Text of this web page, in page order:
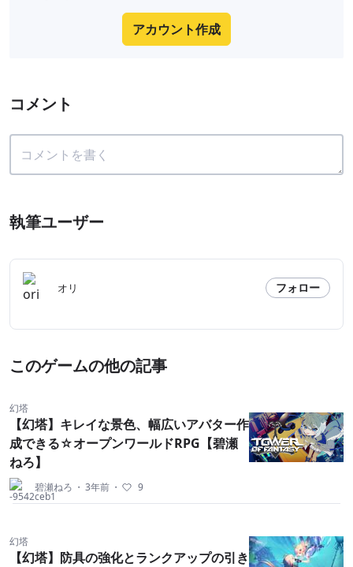
アカウント作成
コメント
執筆ユーザー
オリ フォロー
このゲームの他の記事
幻塔
【幻塔】キレイな景色、幅広いアバター作
成できる☆オープンワールドRPG【碧瀬
ねろ】
碧瀬ねろ ・ 3年前 ・ 9
幻塔
【幻塔】防具の強化とランクアップの引き